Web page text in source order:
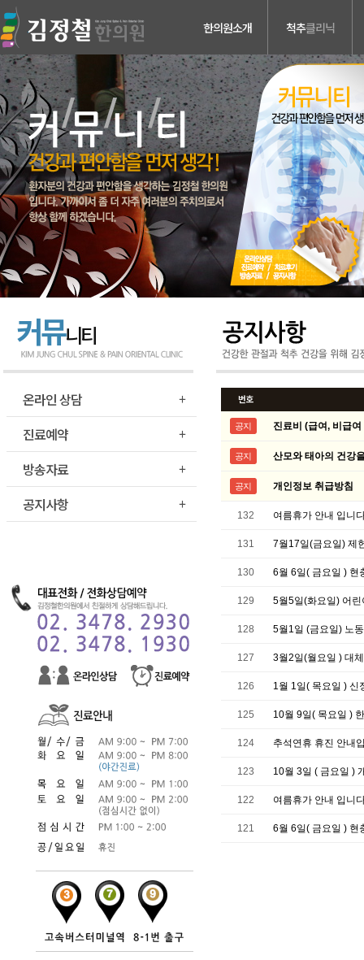
한의원소개 척추클리닉
의료진소개
진료안내
검사장비소개
치료장비소개
병원둘러보기
찾아오시는길
허리디스크
목디스크
척추관 협착증
척추분리증 &
척추전방전위증
척추수술후유증
커뮤니티
온라인 상담
진료예약
방송자료
공지사항
번호
공지 진료비 (급여, 비급
공지 산모와 태아의 건강
공지 개인정보 취급방침
132 여름휴가 안내 입니
131 7월17일(금요일) 제
130 6월 6일( 금요일 ) 현
129 5월5일(화요일) 어
128 5월1일 (금요일) 노
127 3월2일(월요일 ) 대
126 1월 1일( 목요일 ) 신
125 10월 9일( 목요일 )
124 추석연휴 휴진 안내
123 10월 3일 ( 금요일 )
122 여름휴가 안내 입니
121 6월 6일( 금요일 ) 현